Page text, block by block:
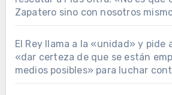
Zapatero sino con nosotros
El Rey llama a la «unidad» y pide
«dar certeza de que se están
medios posibles» para luchar